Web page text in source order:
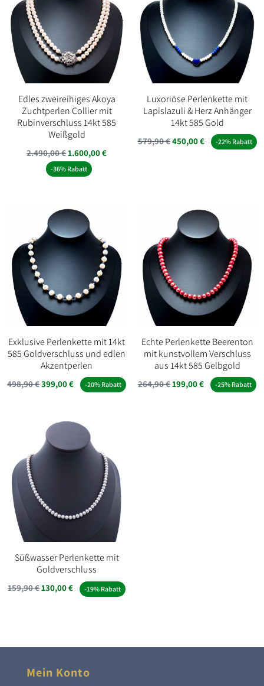
Edles zweireihiges Akoya
Zuchtperlen Collier mit
Rubinverschluss 14kt 585
Weißgold
2.490,00€Ursprünglicher
Preis
1.600,00€Aktueller
-36% Rabatt
Luxoriöse Perlenkette mit
Lapislazuli & Herz Anhänger
14kt 585 Gold
579,90€Ursprünglicher
450,00€Aktueller
-22% Rabatt
Exklusive Perlenkette mit 14kt
585 Goldverschluss und edlen
Akzentperlen
498,90€Ursprünglicher
498,90 €
399,00€Aktueller
399,00 €.
-20% Rabatt
Echte Perlenkette Beerenton
mit kunstvollem Verschluss
aus 14kt 585 Gelbgold
264,90€Ursprünglicher
199,00€Aktueller
-25% Rabatt
Süßwasser Perlenkette mit
Goldverschluss
159,90€Ursprünglicher
130,00€Aktueller
-19% Rabatt
Mein Konto